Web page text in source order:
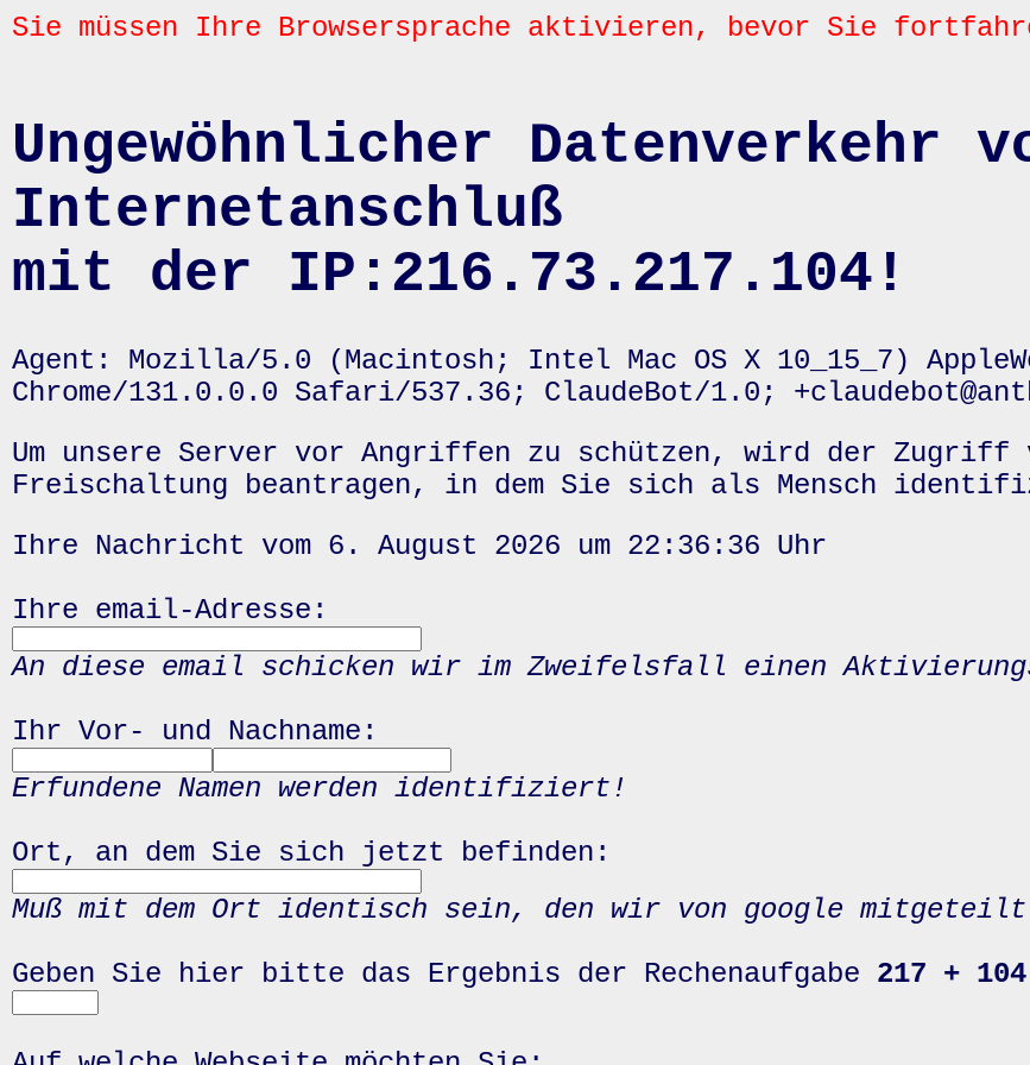
Sie müssen Ihre Browsersprache aktivieren, bevor Sie
Ungewöhnlicher Datenverkehr
Internetanschluß
mit der IP:216.73.217.104!
Agent: Mozilla/5.0 (Macintosh; Intel Mac OS X 10_15_7)
Chrome/131.0.0.0 Safari/537.36; ClaudeBot/1.0;
Um unsere Server vor Angriffen zu schützen, wird der Zugriff
Freischaltung beantragen, in dem Sie sich als Mensch
Ihre Nachricht vom 6. August 2026 um 22:36:36 Uhr
Ihre email-Adresse:
An diese email schicken wir im Zweifelsfall einen
Ihr Vor- und Nachname:
Erfundene Namen werden identifiziert!
Ort, an dem Sie sich jetzt befinden:
Muß mit dem Ort identisch sein, den wir von google mitgeteilt
Geben Sie hier bitte das Ergebnis der Rechenaufgabe 217 + 104